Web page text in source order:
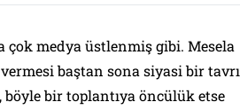
çok medya üstlenmiş gibi. Mesela
baştan sona siyasi bir tavrı
bir toplantıya öncülük etse